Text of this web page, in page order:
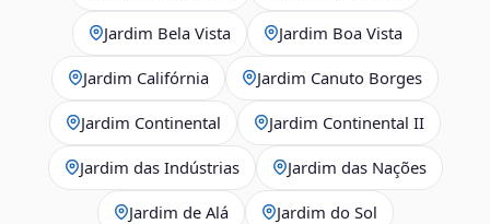
Jardim Bela Vista Jardim Boa Vista
Jardim Califórnia Jardim Canuto Borges
Jardim Continental Jardim Continental II
Jardim das Indústrias Jardim das Nações
Jardim de Alá Jardim do Sol